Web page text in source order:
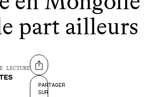
part ailleurs
LECTURE Partager sur
PARTAGER
SUR